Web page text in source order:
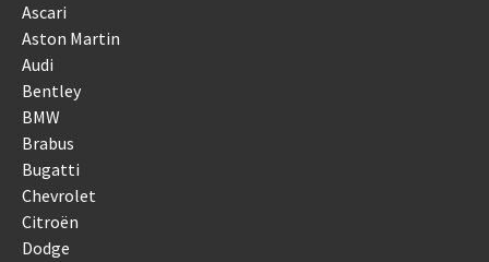
Ascari
Aston Martin
Audi
Bentley
BMW
Brabus
Bugatti
Chevrolet
Citroën
Dodge